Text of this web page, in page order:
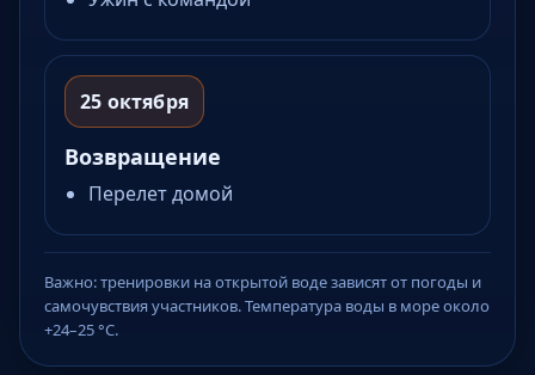
25 октября
Возвращение
Перелет домой
Важно: тренировки на открытой воде зависят от погоды и
самочувствия участников. Температура воды в море около
+24–25 °C.